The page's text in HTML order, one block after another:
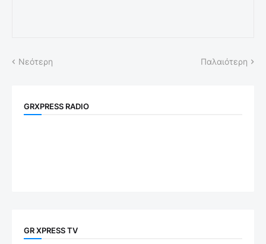
Νεότερη Παλαιότερη
GRXPRESS RADIO
GR XPRESS TV